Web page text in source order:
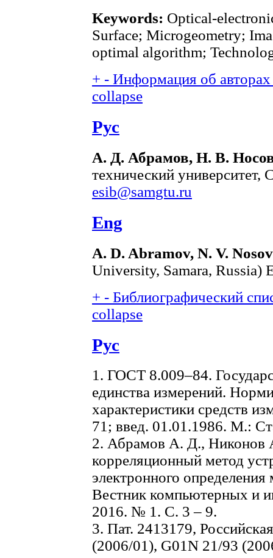
Keywords: Optical-
Surface; Microgeometry;
optimal algorithm;
+ - Информация об
collapse
Рус
А. Д. Абрамов, Н. В.
технический университет,
esib@samgtu.ru
Eng
A. D. Abramov, N. V. Nosov
University, Samara, Russia)
+ - Библиографический
collapse
Рус
1. ГОСТ 8.009–84.
единства измерений.
характеристики средств
71; введ. 01.01.1986. М.:
2. Абрамов А. Д., Никонов
корреляционный метод
электронного
Вестник компьютерных и
2016. № 1. С. 3 – 9.
3. Пат. 2413179,
(2006/01), G01N 21/93